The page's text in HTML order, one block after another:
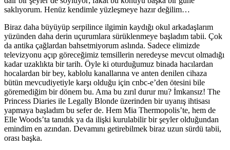
saklıyorum. Henüz kendimle yüzleşmeye hazır değilim…
Biraz daha büyüyüp serpilince ilgimin kaydığı okul arkadaşlarım
yüzünden daha derin uçurumlara sürüklenmeye başladım tabii. Çok
da antika çağlardan bahsetmiyorum aslında. Sadece elimizde
televizyonu açıp göreceğimiz temsillerin neredeyse mevcut olmadığı
kadar uzaklıkta bir tarih. Öyle ki oturduğumuz binada hacılardan
hocalardan bir bey, kablolu kanallarına ve anten denilen cihaza
bütün mevcudiyetiyle karşı olduğu için cnbc-e’den ötesini bile
göremediğim bir dönem bu. Ama bu zırıl durur mu? İmkansız! The
Princess Diaries ile Legally Blonde üzerinden bir uyanış ihtisası
yapmaya başladım bu sefer de. Hem Mia Thermopolis’te, hem de
Elle Woods’ta tanıdık ya da ilişki kurulabilir bir şeyler olduğundan
emindim en azından. Devamını getirebilmek biraz uzun sürdü tabii,
orası başka.